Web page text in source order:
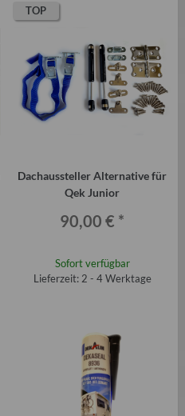
TOP
Dachaussteller Alternative für
Qek Junior
90,00 € *
Sofort verfügbar
Lieferzeit: 2 - 4 Werktage